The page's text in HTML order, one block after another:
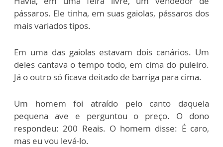
pássaros. Ele tinha, em suas gaiolas, pássaros dos
mais variados tipos.
Em uma das gaiolas estavam dois canários. Um
deles cantava o tempo todo, em cima do puleiro.
Já o outro só ficava deitado de barriga para cima.
Um homem foi atraído pelo canto daquela
pequena ave e perguntou o preço. O dono
respondeu: 200 Reais. O homem disse: É caro,
mas eu vou levá-lo.